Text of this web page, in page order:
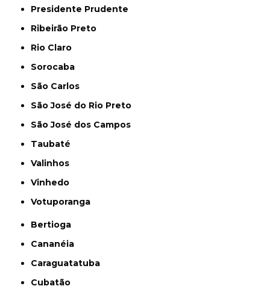
Presidente Prudente
Ribeirão Preto
Rio Claro
Sorocaba
São Carlos
São José do Rio Preto
São José dos Campos
Taubaté
Valinhos
Vinhedo
Votuporanga
Bertioga
Cananéia
Caraguatatuba
Cubatão